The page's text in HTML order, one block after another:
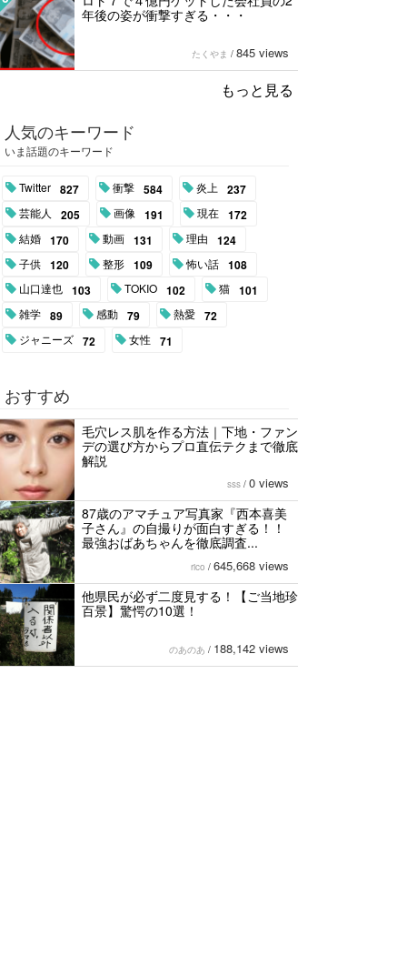
年後の姿が衝撃すぎる・・・
たくやま / 845 views
もっと見る
人気のキーワード
いま話題のキーワード
Twitter 827 衝撃 584 炎上 237
芸能人 205 画像 191 現在 172
結婚 170 動画 131 理由 124
子供 120 整形 109 怖い話 108
山口達也 103 TOKIO 102 猫 101
雑学 89 感動 79 熱愛 72
ジャニーズ 72 女性 71
おすすめ
毛穴レス肌を作る方法｜下地・ファン
デの選び方からプロ直伝テクまで徹底
解説
sss / 0 views
87歳のアマチュア写真家『西本喜美
子さん』の自撮りが面白すぎる！！
最強おばあちゃんを徹底調査...
rico / 645,668 views
他県民が必ず二度見する！【ご当地珍
百景】驚愕の10選！
のあのあ / 188,142 views